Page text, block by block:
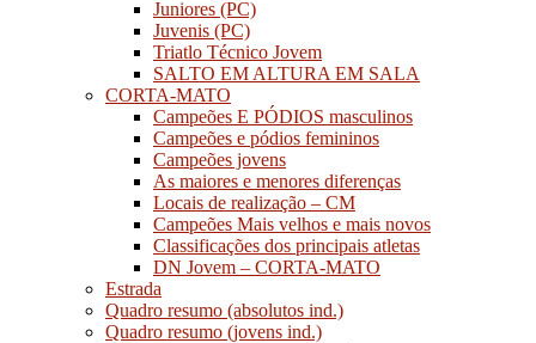
Juniores (PC)
Juvenis (PC)
Triatlo Técnico Jovem
SALTO EM ALTURA EM SALA
CORTA-MATO
Campeões E PÓDIOS masculinos
Campeões e pódios femininos
Campeões jovens
As maiores e menores diferenças
Locais de realização – CM
Campeões Mais velhos e mais novos
Classificações dos principais atletas
DN Jovem – CORTA-MATO
Estrada
Quadro resumo (absolutos ind.)
Quadro resumo (jovens ind.)